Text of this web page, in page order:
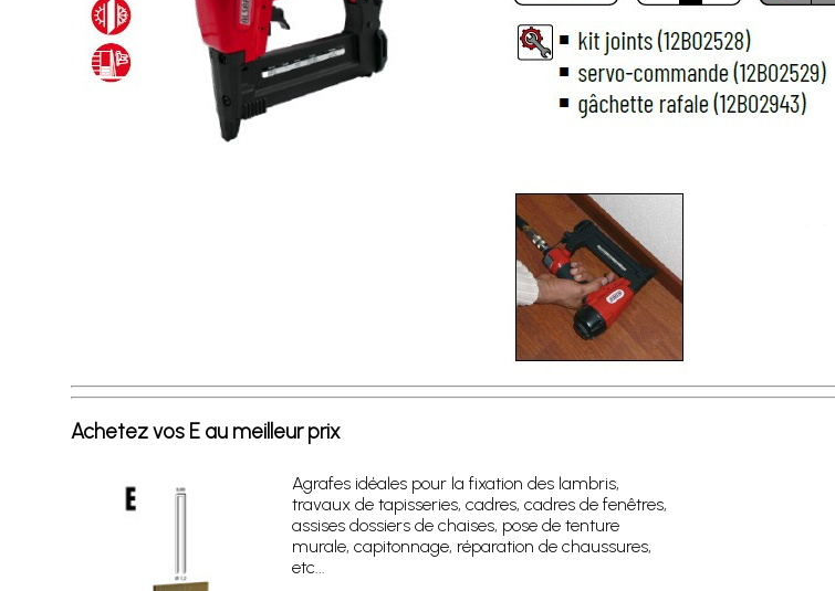
Achetez vos E au meilleur prix
Agrafes idéales pour la fixation des lambris,
travaux de tapisseries, cadres, cadres de fenêtres,
assises dossiers de chaises, pose de tenture
murale, capitonnage, réparation de chaussures,
etc...